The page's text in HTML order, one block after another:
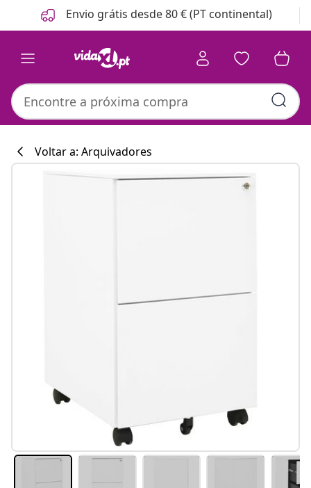
Anterior
Seguinte Envio grátis desde 80 € (PT continental)
Voltar a: Arquivadores